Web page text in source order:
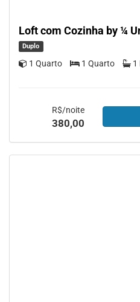
Loft com Cozinha by ¼
Duplo
1 Quarto 1 Quarto 1
R$/noite
380,00